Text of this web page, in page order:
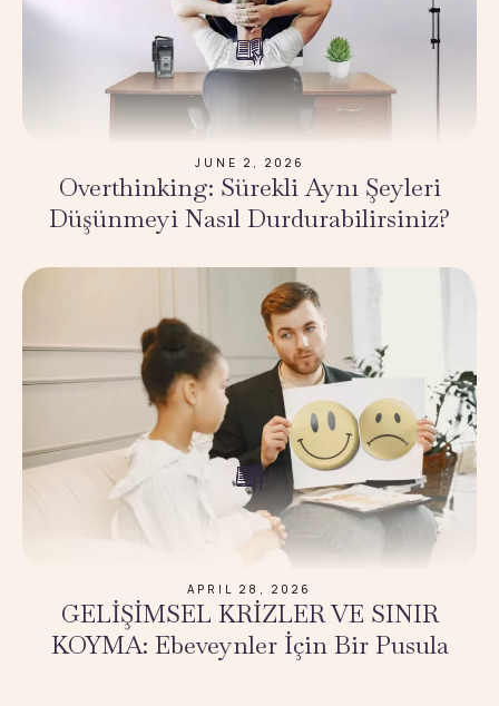
JUNE 2, 2026
Overthinking: Sürekli Aynı Şeyleri
Düşünmeyi Nasıl Durdurabilirsiniz?
APRIL 28, 2026
GELİŞİMSEL KRİZLER VE SINIR
KOYMA: Ebeveynler İçin Bir Pusula